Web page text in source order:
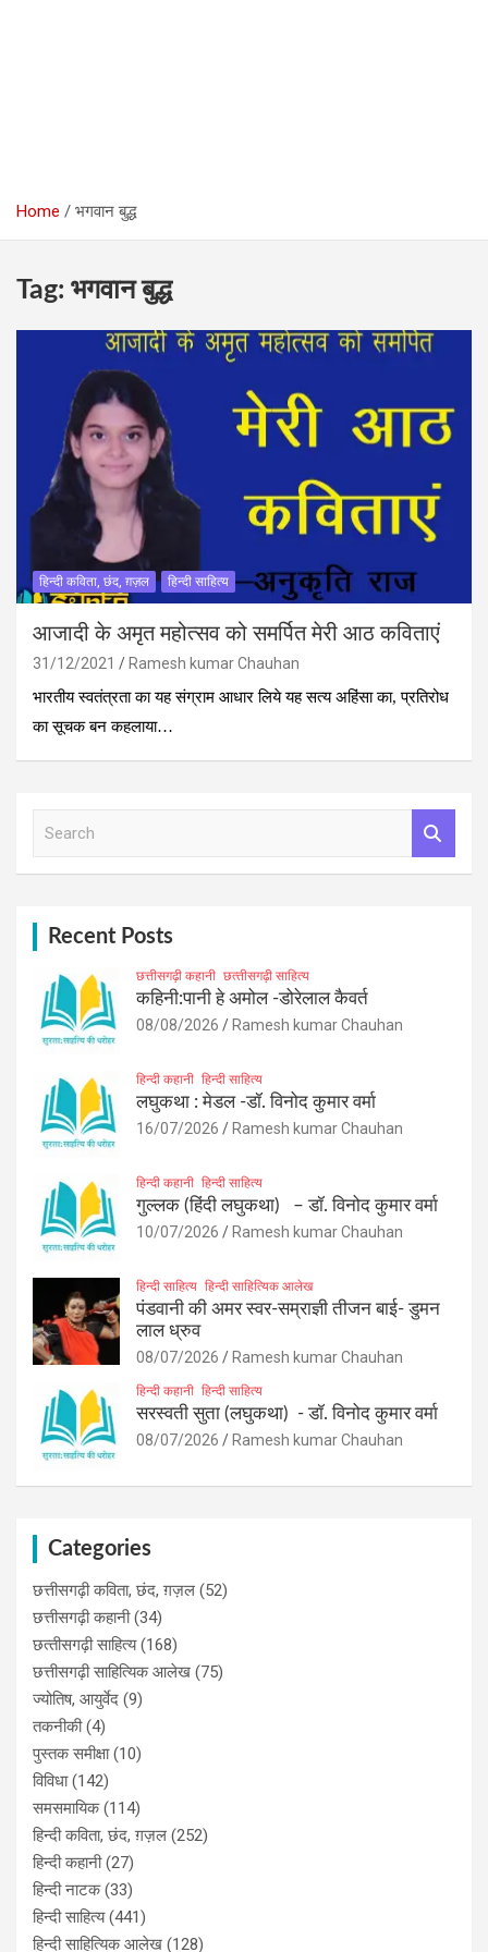
Home भगवान बुद्ध
Tag: भगवान बुद्ध
हिन्दी कविता, छंद, ग़ज़ल हिन्दी साहित्य
आजादी के अमृत महोत्सव को समर्पित मेरी आठ कविताएं
31/12/2021
Ramesh kumar Chauhan
भारतीय स्वतंत्रता का यह संग्राम आधार लिये यह सत्य अहिंसा का, प्रतिरोध
का सूचक बन कहलाया…
Recent Posts
छत्तीसगढ़ी कहानी छत्‍तीसगढ़ी साहित्‍य
कहिनी:पानी हे अमोल -डोरेलाल कैवर्त
08/08/2026 Ramesh kumar Chauhan
हिन्दी कहानी हिन्दी साहित्य
लघुकथा : मेडल -डॉ. विनोद कुमार वर्मा
16/07/2026 Ramesh kumar Chauhan
हिन्दी कहानी हिन्दी साहित्य
गुल्लक (हिंदी लघुकथा) – डॉ. विनोद कुमार वर्मा
10/07/2026 Ramesh kumar Chauhan
हिन्दी साहित्य हिन्दी साहित्यिक आलेख
पंडवानी की अमर स्वर-सम्राज्ञी तीजन बाई- डुमन
लाल ध्रुव
08/07/2026 Ramesh kumar Chauhan
हिन्दी कहानी हिन्दी साहित्य
सरस्वती सुता (लघुकथा) ​- डॉ. विनोद कुमार वर्मा
08/07/2026 Ramesh kumar Chauhan
Categories
छत्तीसगढ़ी कविता, छंद, ग़ज़ल (52)
छत्तीसगढ़ी कहानी(34)
छत्‍तीसगढ़ी साहित्‍य(168)
छत्तीसगढ़ी साहित्यिक आलेख (75)
ज्योतिष, आयुर्वेद (9)
तकनीकी(4)
पुस्‍तक समीक्षा(10)
विविधा(142)
समसमायिक(114)
हिन्दी कविता, छंद, ग़ज़ल (252)
हिन्दी कहानी(27)
हिन्‍दी नाटक(33)
हिन्दी साहित्य(441)
हिन्दी साहित्यिक आलेख (128)